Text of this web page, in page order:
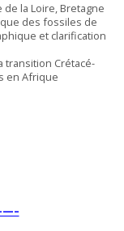
de la Loire, Bretagne
des fossiles de
et clarification
transition Crétacé-
en Afrique